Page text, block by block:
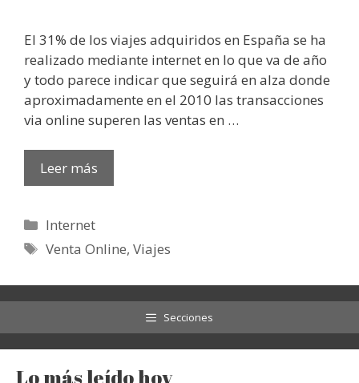
El 31% de los viajes adquiridos en España se ha
realizado mediante internet en lo que va de año
y todo parece indicar que seguirá en alza donde
aproximadamente en el 2010 las transacciones
via online superen las ventas en …
Leer más
Categorías
Internet
Etiquetas
Venta Online,Viajes
Secciones
Lo más leído hoy